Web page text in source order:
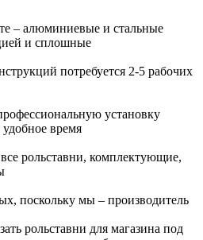
– алюминиевые и стальные
и сплошные
потребуется 2-5 рабочих
установку
время
все рольставни, комплектующие,
поскольку мы – производитель
рольставни для магазина под